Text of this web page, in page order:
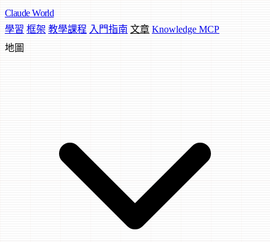
Claude World
學習 框架 教學課程 入門指南 文章 Knowledge MCP
地圖